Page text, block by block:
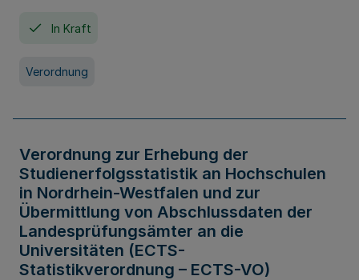
In Kraft
Verordnung
Verordnung zur Erhebung der
Studienerfolgsstatistik an Hochschulen
in Nordrhein-Westfalen und zur
Übermittlung von Abschlussdaten der
Landesprüfungsämter an die
Universitäten (ECTS-
Statistikverordnung – ECTS-VO)